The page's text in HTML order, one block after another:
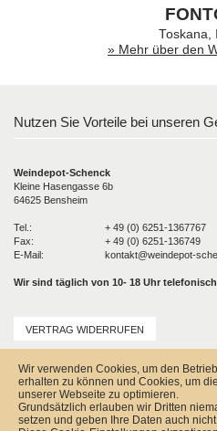
Toskana,
» Mehr über den
Nutzen Sie Vorteile bei unseren
Weindepot-Schenck
Kleine Hasengasse 6b
64625 Bensheim
Tel.:
+ 49 (0) 6251-1367767
Fax:
+ 49 (0) 6251-136749
E-Mail:
kontakt@weindepot-
Wir sind täglich von 10- 18 Uhr
VERTRAG WIDERRUFEN
Versandkosten
Kontakt
Zahlungsmöglichkeiten
Rückgabe & Widerrufsrecht
Wir verwenden Cookies, um den
erhalten zu können und Cookies, um
unserer Webseite zu optimieren.
Grundsätzlich erlauben wir Dritten
setzen und geben Ihre Daten auch